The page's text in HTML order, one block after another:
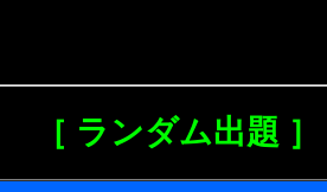
［ ランダム出題 ］